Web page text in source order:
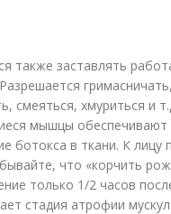
также заставлять
смеяться, хмуриться и
мышцы обеспечивают
ботокса в ткани. К лицу
что «корчить
только 1/2 часов
стадия атрофии